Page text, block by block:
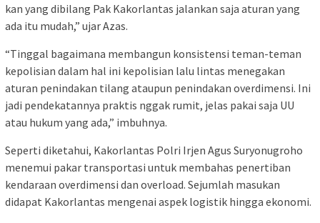
kan yang dibilang Pak Kakorlantas jalankan saja aturan yang
ada itu mudah,” ujar Azas.
“Tinggal bagaimana membangun konsistensi teman-teman
kepolisian dalam hal ini kepolisian lalu lintas menegakan
aturan penindakan tilang ataupun penindakan overdimensi. Ini
jadi pendekatannya praktis nggak rumit, jelas pakai saja UU
atau hukum yang ada,” imbuhnya.
Seperti diketahui, Kakorlantas Polri Irjen Agus Suryonugroho
menemui pakar transportasi untuk membahas penertiban
kendaraan overdimensi dan overload. Sejumlah masukan
didapat Kakorlantas mengenai aspek logistik hingga ekonomi.